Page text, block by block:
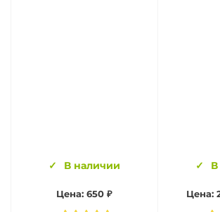
В наличии
Цена: 650 ₽ Цена: